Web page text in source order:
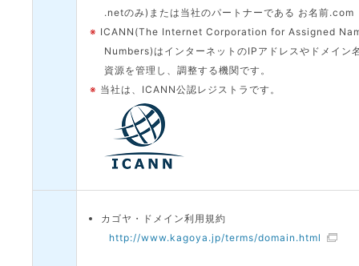
.netのみ)または当社のパートナーである お名前.com
※ ICANN(The Internet Corporation for Assigned
Numbers)はインターネットのIPアドレスやドメイン
資源を管理し、調整する機関です。
※ 当社は、ICANN公認レジストラです。
カゴヤ・ドメイン利用規約
http://www.kagoya.jp/terms/domain.html